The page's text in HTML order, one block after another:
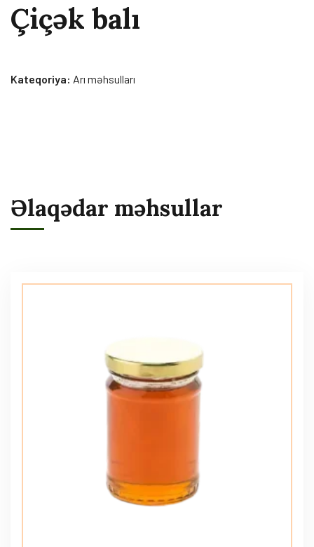
Çiçək balı
Kateqoriya: Arı məhsulları
Əlaqədar məhsullar